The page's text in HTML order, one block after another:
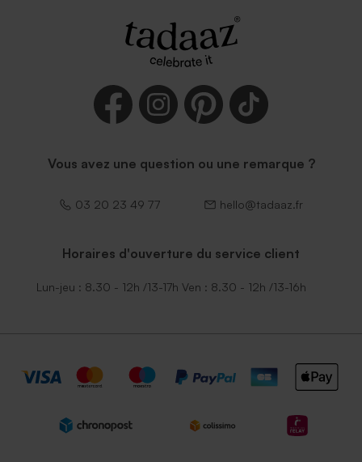
Vous avez une question ou une remarque ?
03 20 23 49 77 hello@tadaaz.fr
Horaires d'ouverture du service client
Lun-jeu : 8.30 - 12h /13-17h Ven : 8.30 - 12h /13-16h